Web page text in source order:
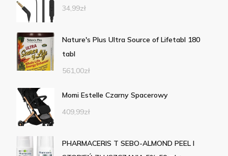
34,99zł
Nature's Plus Ultra Source of Lifetabl 180
tabl
561,00zł
Momi Estelle Czarny Spacerowy
409,99zł
PHARMACERIS T SEBO-ALMOND PEEL I